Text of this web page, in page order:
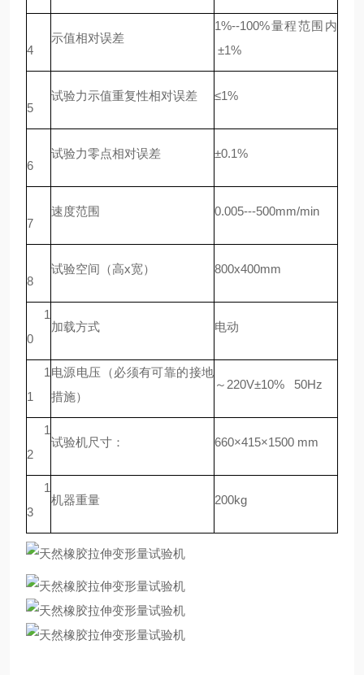
4
示值相对误差
1%--100%量程范围内
±1%
5
试验力示值重复性相对误差 ≤1%
6
试验力零点相对误差 ±0.1%
7
速度范围 0.005---500mm/min
8
试验空间（高x宽） 800x400mm
1
0
加载方式 电动
1
1
电源电压（必须有可靠的接地
措施）
～220V±10% 50Hz
1
2
试验机尺寸： 660×415×1500 mm
1
3
机器重量 200kg